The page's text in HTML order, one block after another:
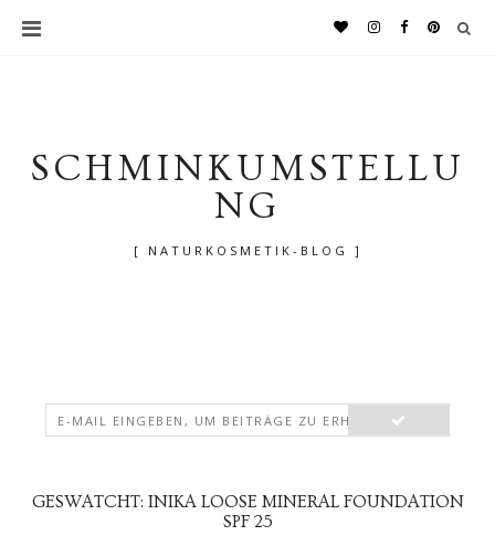
SCHMINKUMSTELLU
NG
[ NATURKOSMETIK-BLOG ]
GESWATCHT: INIKA LOOSE MINERAL FOUNDATION
SPF 25